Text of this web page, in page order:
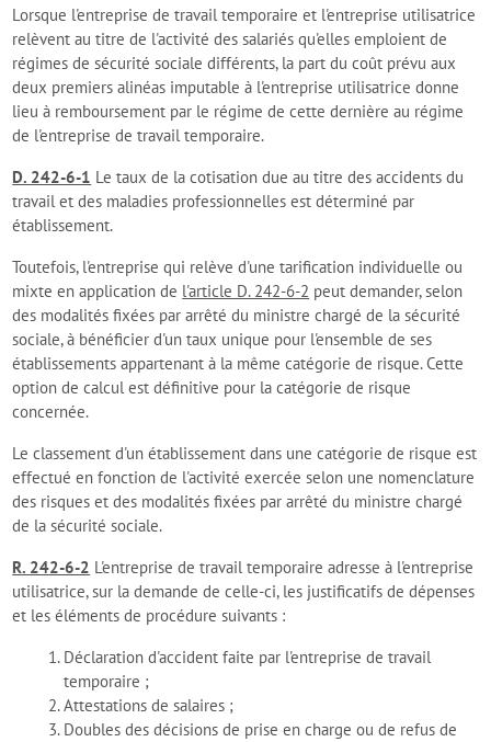
Lorsque l'entreprise de travail temporaire et l'entreprise utilisatrice
relèvent au titre de l'activité des salariés qu'elles emploient de
régimes de sécurité sociale différents, la part du coût prévu aux
deux premiers alinéas imputable à l'entreprise utilisatrice donne
lieu à remboursement par le régime de cette dernière au régime
de l'entreprise de travail temporaire.
D. 242-6-1 Le taux de la cotisation due au titre des accidents du
travail et des maladies professionnelles est déterminé par
établissement.
Toutefois, l'entreprise qui relève d'une tarification individuelle ou
mixte en application de l'article D. 242-6-2 peut demander, selon
des modalités fixées par arrêté du ministre chargé de la sécurité
sociale, à bénéficier d'un taux unique pour l'ensemble de ses
établissements appartenant à la même catégorie de risque. Cette
option de calcul est définitive pour la catégorie de risque
concernée.
Le classement d'un établissement dans une catégorie de risque est
effectué en fonction de l'activité exercée selon une nomenclature
des risques et des modalités fixées par arrêté du ministre chargé
de la sécurité sociale.
R. 242-6-2 L'entreprise de travail temporaire adresse à l'entreprise
utilisatrice, sur la demande de celle-ci, les justificatifs de dépenses
et les éléments de procédure suivants :
Déclaration d'accident faite par l'entreprise de travail
temporaire ;
Attestations de salaires ;
Doubles des décisions de prise en charge ou de refus de